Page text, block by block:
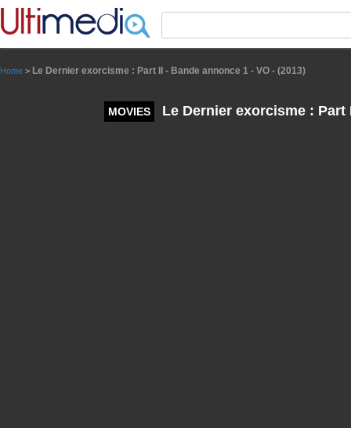
Home > Le Dernier exorcisme : Part II - Bande annonce 1 - VO - (2013)
MOVIES Le Dernier exorcisme : Part
Panneau de gestion des cookies